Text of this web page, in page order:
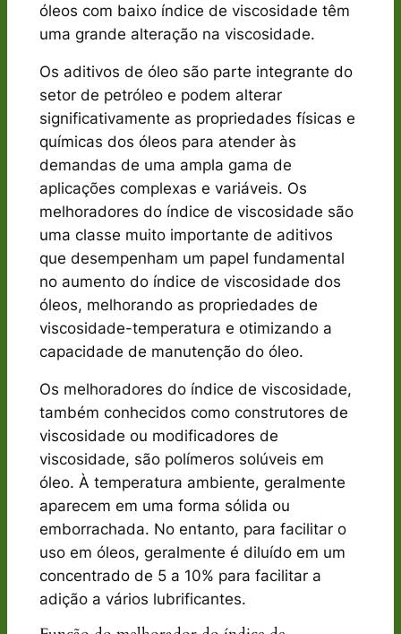
óleos com baixo índice de viscosidade têm
uma grande alteração na viscosidade.
Os aditivos de óleo são parte integrante do
setor de petróleo e podem alterar
significativamente as propriedades físicas e
químicas dos óleos para atender às
demandas de uma ampla gama de
aplicações complexas e variáveis. Os
melhoradores do índice de viscosidade são
uma classe muito importante de aditivos
que desempenham um papel fundamental
no aumento do índice de viscosidade dos
óleos, melhorando as propriedades de
viscosidade-temperatura e otimizando a
capacidade de manutenção do óleo.
Os melhoradores do índice de viscosidade,
também conhecidos como construtores de
viscosidade ou modificadores de
viscosidade, são polímeros solúveis em
óleo. À temperatura ambiente, geralmente
aparecem em uma forma sólida ou
emborrachada. No entanto, para facilitar o
uso em óleos, geralmente é diluído em um
concentrado de 5 a 10% para facilitar a
adição a vários lubrificantes.